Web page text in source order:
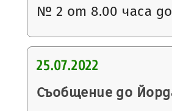
№ 2 от 8.00 часа
25.07.2022
Съобщение до